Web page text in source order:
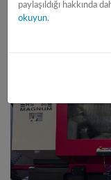
paylaşıldığı hakkında
okuyun.